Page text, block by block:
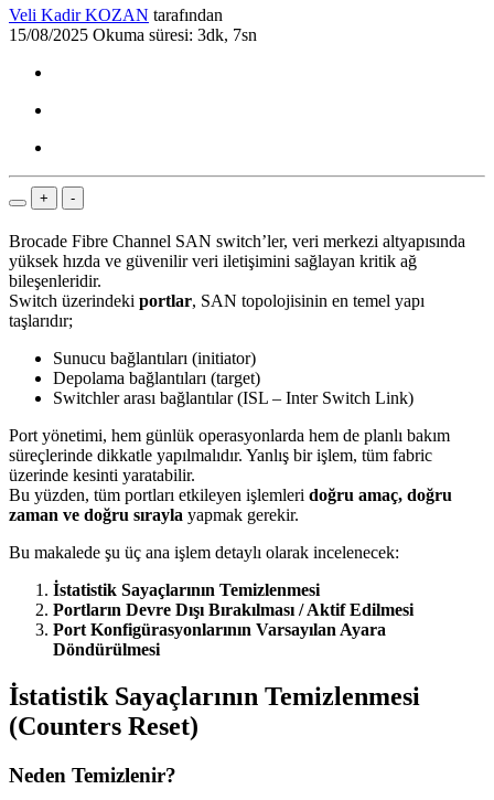
Veli Kadir KOZAN tarafından
15/08/2025 Okuma süresi: 3dk, 7sn
+ -
Brocade Fibre Channel SAN switch’ler, veri merkezi altyapısında
yüksek hızda ve güvenilir veri iletişimini sağlayan kritik ağ
bileşenleridir.
Switch üzerindeki portlar, SAN topolojisinin en temel yapı
taşlarıdır;
Sunucu bağlantıları (initiator)
Depolama bağlantıları (target)
Switchler arası bağlantılar (ISL – Inter Switch Link)
Port yönetimi, hem günlük operasyonlarda hem de planlı bakım
süreçlerinde dikkatle yapılmalıdır. Yanlış bir işlem, tüm fabric
üzerinde kesinti yaratabilir.
Bu yüzden, tüm portları etkileyen işlemleri doğru amaç, doğru
zaman ve doğru sırayla yapmak gerekir.
Bu makalede şu üç ana işlem detaylı olarak incelenecek:
İstatistik Sayaçlarının Temizlenmesi
Portların Devre Dışı Bırakılması / Aktif Edilmesi
Port Konfigürasyonlarının Varsayılan Ayara
Döndürülmesi
İstatistik Sayaçlarının Temizlenmesi
(Counters Reset)
Neden Temizlenir?